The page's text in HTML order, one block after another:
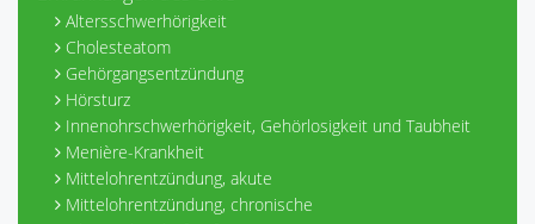
Altersschwerhörigkeit
Cholesteatom
Gehörgangsentzündung
Hörsturz
Innenohrschwerhörigkeit, Gehörlosigkeit und Taubheit
Menière-Krankheit
Mittelohrentzündung, akute
Mittelohrentzündung, chronische